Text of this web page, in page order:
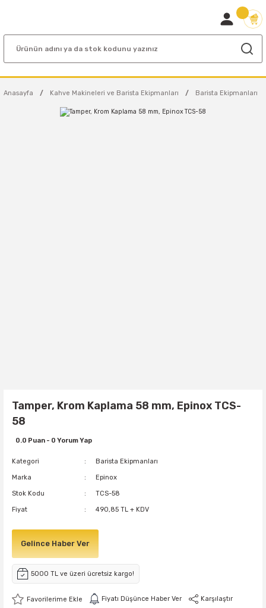
Anasayfa Kahve Makineleri ve Barista Ekipmanları Barista Ekipmanları
Tamper, Krom Kaplama 58 mm, Epinox TCS-
58
0.0 Puan - 0 Yorum Yap
Kategori Barista Ekipmanları
Marka Epinox
Stok Kodu TCS-58
Fiyat 490,85 TL + KDV
Gelince Haber Ver
5000 TL ve üzeri ücretsiz kargo!
Fiyatı Düşünce Haber Ver Karşılaştır